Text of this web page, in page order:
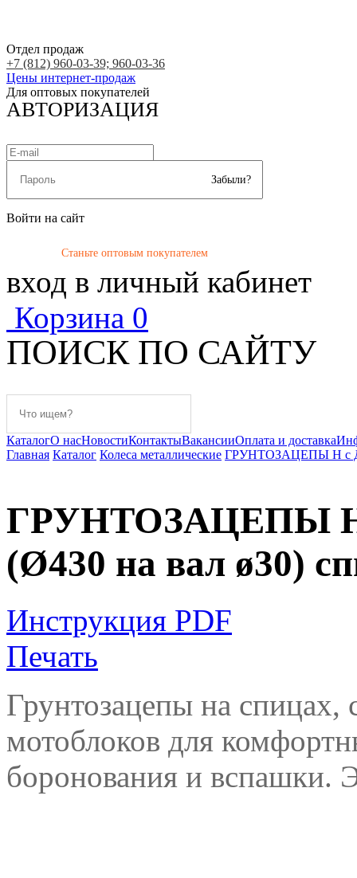
Отдел продаж
+7 (812) 960-03-39; 960-03-36
Цены интернет-продаж
Для оптовых покупателей
АВТОРИЗАЦИЯ
Забыли?
Войти на сайт
Станьте оптовым покупателем
вход в личный кабинет
Корзина 0
ПОИСК ПО САЙТУ
КаталогО насНовостиКонтактыВакансииОплата и доставка
Главная Каталог Колеса металлические ГРУНТОЗАЦЕПЫ Н с
ГРУНТОЗАЦЕПЫ
(Ø430 на вал ø30)
Инструкция PDF
Печать
Грунтозацепы на спицах,
мотоблоков для
боронования и вспашки.